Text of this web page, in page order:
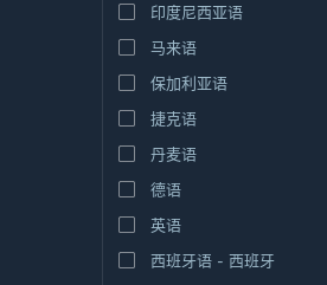
印度尼西亚语
马来语
保加利亚语
捷克语
丹麦语
德语
英语
西班牙语 - 西班牙